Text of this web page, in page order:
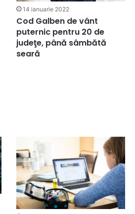
14 ianuarie 2022
Cod Galben de vânt
puternic pentru 20 de
judeţe, până sâmbătă
seară